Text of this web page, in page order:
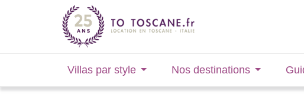
Villas par style Nos destinations